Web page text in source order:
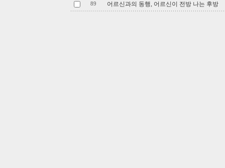
89 어르신과의 동행, 어르신이 전방 나는 후방